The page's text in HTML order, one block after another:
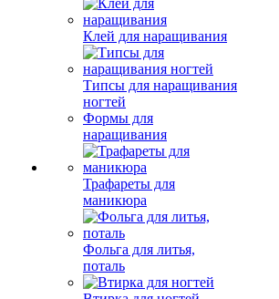
Клей для наращивания
Типсы для наращивания
ногтей
Формы для
наращивания
Трафареты для
маникюра
Фольга для литья,
поталь